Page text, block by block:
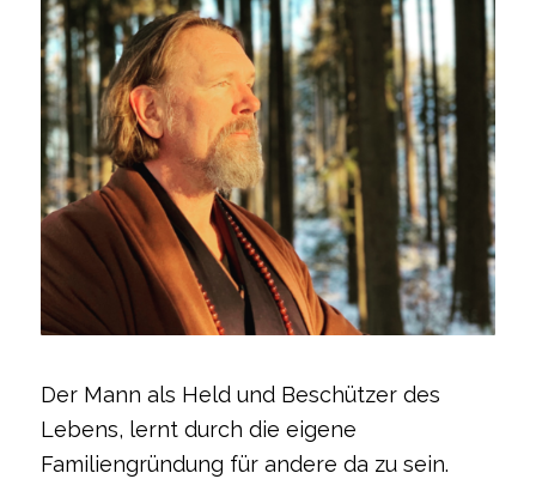
Der Mann als Held und Beschützer des
Lebens, lernt durch die eigene
Familiengründung für andere da zu sein.